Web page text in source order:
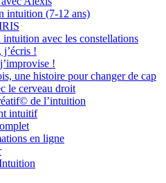
intuition (7-12 ans)
avec les constellations
j’écris !
!
une histoire pour changer de cap
le cerveau droit
de l’intuition
intuitif
en ligne